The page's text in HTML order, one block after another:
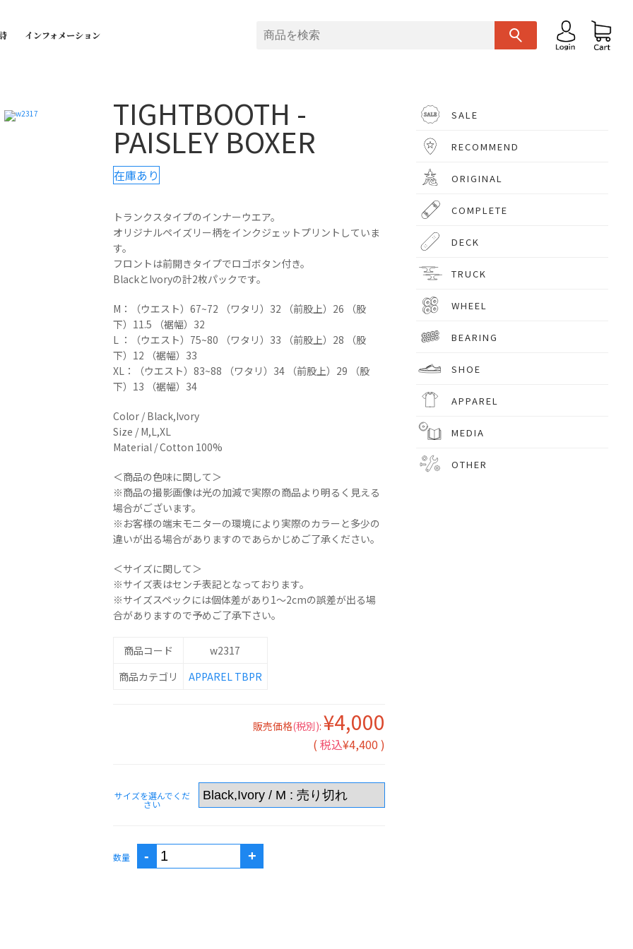
インフォメーション
TIGHTBOOTH -
PAISLEY BOXER
在庫あり
トランクスタイプのインナーウエア。
オリジナルペイズリー柄をインクジェットプリントしていま
す。
フロントは前開きタイプでロゴボタン付き。
BlackとIvoryの計2枚パックです。
M：（ウエスト）67~72 （ワタリ）32 （前股上）26 （股
下）11.5 （裾幅）32
L ：（ウエスト）75~80 （ワタリ）33 （前股上）28 （股
下）12 （裾幅）33
XL：（ウエスト）83~88 （ワタリ）34 （前股上）29 （股
下）13 （裾幅）34
Color / Black,Ivory
Size / M,L,XL
Material / Cotton 100%
＜商品の色味に関して＞
※商品の撮影画像は光の加減で実際の商品より明るく見える
場合がございます。
※お客様の端末モニターの環境により実際のカラーと多少の
違いが出る場合がありますのであらかじめご了承ください。
＜サイズに関して＞
※サイズ表はセンチ表記となっております。
※サイズスペックには個体差があり1～2cmの誤差が出る場
合がありますので予めご了承下さい。
商品コード
w2317
商品カテゴリ
APPAREL TBPR
販売価格(税別): ¥4,000
( 税込¥4,400 )
サイズを選んでくだ
さい
数量
SALE
RECOMMEND
ORIGINAL
COMPLETE
DECK
TRUCK
WHEEL
BEARING
SHOE
APPAREL
MEDIA
OTHER